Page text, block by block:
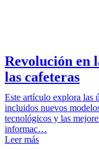
Revolución en
las cafeteras
Este artículo explora las
incluidos nuevos
tecnológicos y las
informac…
Leer más